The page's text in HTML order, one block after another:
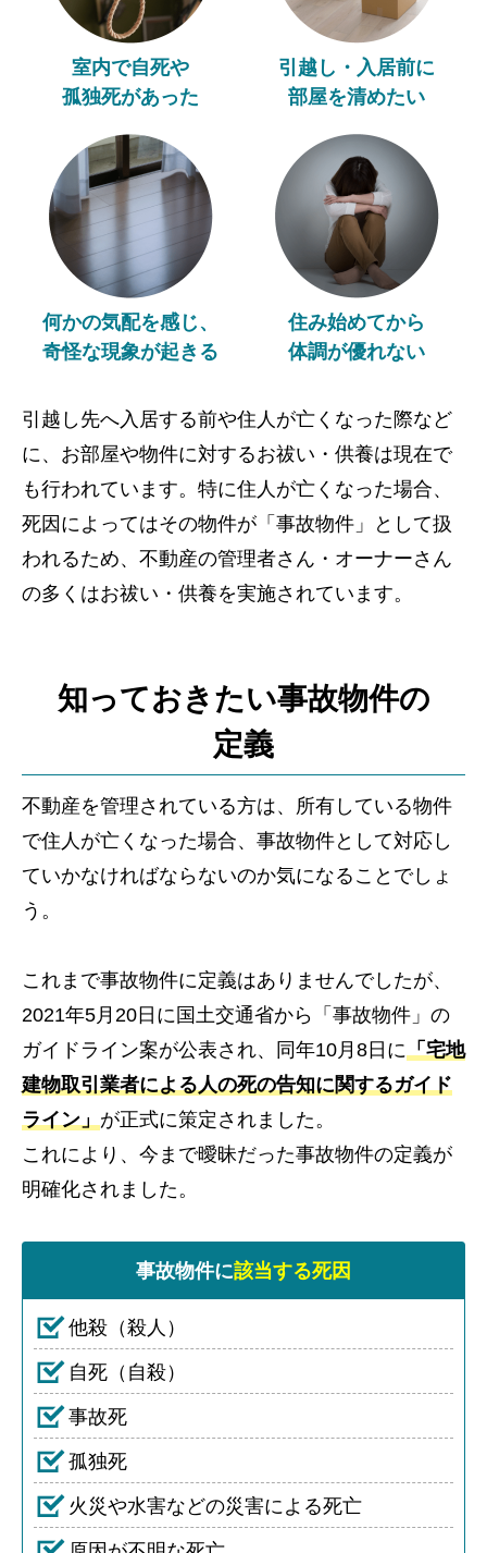
室内で自死や
孤独死があった
引越し・入居前に
部屋を清めたい
何かの気配を感じ、
奇怪な現象が起きる
住み始めてから
体調が優れない
引越し先へ入居する前や住人が亡くなった際など
に、お部屋や物件に対するお祓い・供養は現在で
も行われています。特に住人が亡くなった場合、
死因によってはその物件が「事故物件」として扱
われるため、不動産の管理者さん・オーナーさん
の多くはお祓い・供養を実施されています。
知っておきたい事故物件の
定義
不動産を管理されている方は、所有している物件
で住人が亡くなった場合、事故物件として対応し
ていかなければならないのか気になることでしょ
う。
これまで事故物件に定義はありませんでしたが、
2021年5月20日に国土交通省から「事故物件」の
ガイドライン案が公表され、同年10月8日に「宅地
建物取引業者による人の死の告知に関するガイド
ライン」が正式に策定されました。
これにより、今まで曖昧だった事故物件の定義が
明確化されました。
事故物件に該当する死因
他殺（殺人）
自死（自殺）
事故死
孤独死
火災や水害などの災害による死亡